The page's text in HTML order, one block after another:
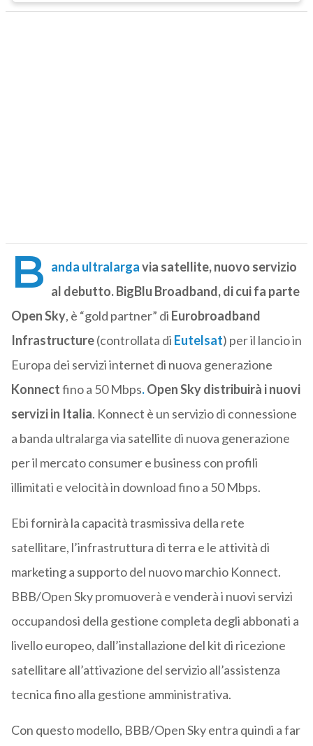
B anda ultralargavia satellite, nuovo servizio
al debutto.BigBlu Broadband, di cui fa parte
Open Sky, è “gold partner” di Eurobroadband
Infrastructure(controllata di Eutelsat) per il lancio in
Europa dei servizi internet di nuova generazione
Konnectfino a 50 Mbps.Open Sky distribuirà i nuovi
servizi in Italia. Konnect è un servizio di connessione
a banda ultralarga via satellite di nuova generazione
per il mercato consumer e business con profili
illimitati e velocità in download fino a 50 Mbps.
Ebi fornirà la capacità trasmissiva della rete
satellitare, l’infrastruttura di terra e le attività di
marketing a supporto del nuovo marchio Konnect.
BBB/Open Sky promuoverà e venderà i nuovi servizi
occupandosi della gestione completa degli abbonati a
livello europeo, dall’installazione del kit di ricezione
satellitare all’attivazione del servizio all’assistenza
tecnica fino alla gestione amministrativa.
Con questo modello, BBB/Open Sky entra quindi a far